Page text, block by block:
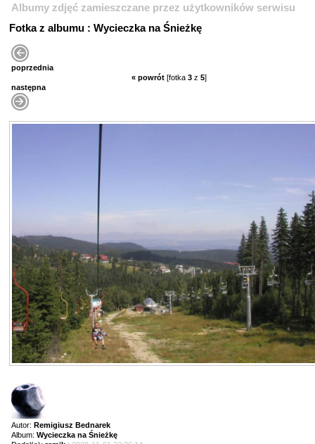
Albumy zdjęć zamieszczane przez użytkowników serwisu
Fotka z albumu : Wycieczka na Śnieżkę
poprzednia
« powrót [fotka 3 z 5]
następna
Autor: Remigiusz Bednarek
Album: Wycieczka na Śnieżkę